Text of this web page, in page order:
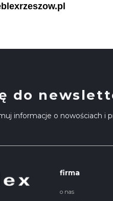
do
informacje o nowościach i
firma
o nas